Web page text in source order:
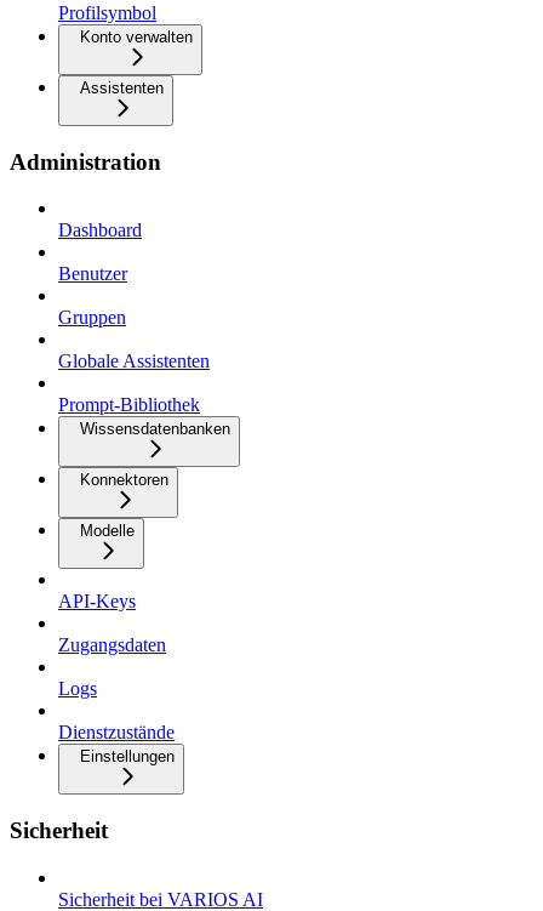
Profilsymbol
Konto verwalten
Assistenten
Administration
Dashboard
Benutzer
Gruppen
Globale Assistenten
Prompt-Bibliothek
Wissensdatenbanken
Konnektoren
Modelle
API-Keys
Zugangsdaten
Logs
Dienstzustände
Einstellungen
Sicherheit
Sicherheit bei VARIOS AI